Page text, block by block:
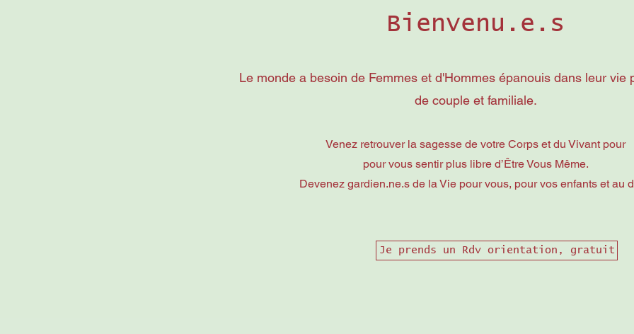
Bienvenu.e.s
Le monde a besoin de Femmes et d'Hommes épanouis dans leur vie
de couple et familiale.
Venez retrouver la sagesse de votre Corps et du Vivant pour
pour vous sentir plus libre d’Être Vous Même.
Devenez gardien.ne.s de la Vie pour vous, pour vos enfants et au
Je prends un Rdv orientation, gratuit